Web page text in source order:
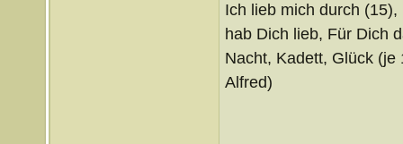
Ich lieb mich durch
hab Dich lieb, Für Dich
Nacht, Kadett, Glück
Alfred)